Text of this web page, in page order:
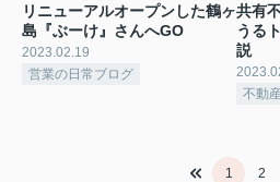
リニューアルオープンした鶴ヶ
島『ぶーけ』さんへGO
2023.02.19
営業の日常ブログ
共有
うる
説
不動
1 2